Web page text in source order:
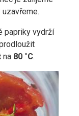
papriky vydrží
na 80 °C.